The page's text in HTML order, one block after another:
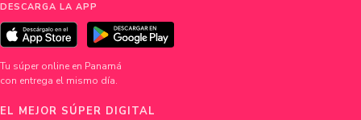
DESCARGA LA APP
Tu súper online en Panamá
con entrega el mismo día.
EL MEJOR SÚPER DIGITAL